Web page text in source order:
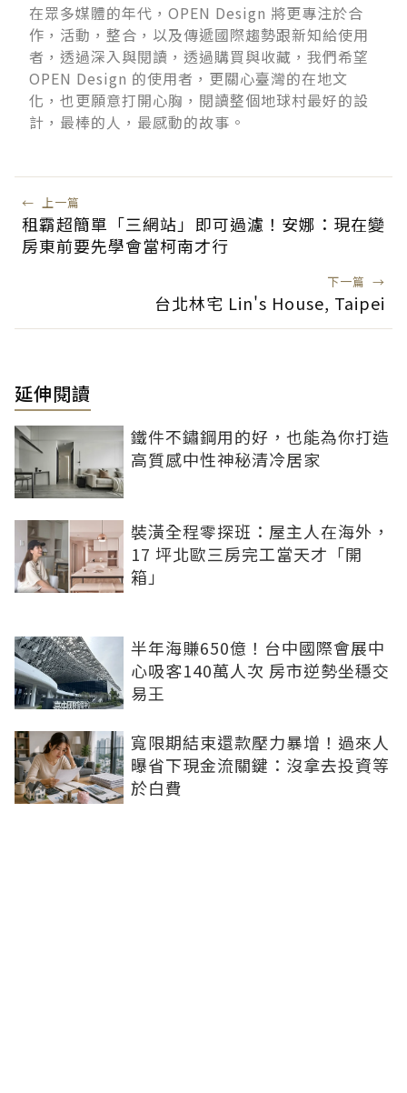
在眾多媒體的年代，OPEN Design 將更專注於合
作，活動，整合，以及傳遞國際趨勢跟新知給使用
者，透過深入與閱讀，透過購買與收藏，我們希望
OPEN Design 的使用者，更關心臺灣的在地文
化，也更願意打開心胸，閱讀整個地球村最好的設
計，最棒的人，最感動的故事。
← 上一篇
租霸超簡單「三網站」即可過濾！安娜：現在變
房東前要先學會當柯南才行
下一篇 →
台北林宅 Lin's House, Taipei
延伸閱讀
鐵件不鏽鋼用的好，也能為你打造
高質感中性神秘清冷居家
裝潢全程零探班：屋主人在海外，
17 坪北歐三房完工當天才「開
箱」
半年海賺650億！台中國際會展中
心吸客140萬人次 房市逆勢坐穩交
易王
寬限期結束還款壓力暴增！過來人
曝省下現金流關鍵：沒拿去投資等
於白費